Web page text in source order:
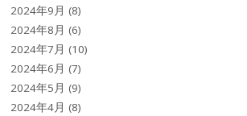
2024年9月 (8)
2024年8月 (6)
2024年7月 (10)
2024年6月 (7)
2024年5月 (9)
2024年4月 (8)